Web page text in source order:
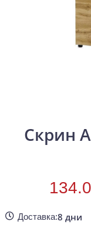
Скрин
Доставка:8 дни